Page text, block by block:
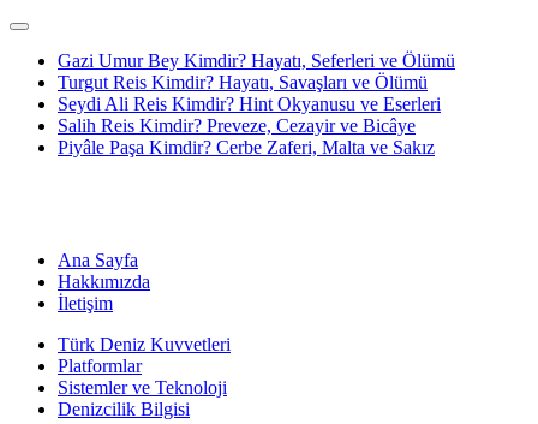
Gazi Umur Bey Kimdir? Hayatı, Seferleri ve Ölümü
Turgut Reis Kimdir? Hayatı, Savaşları ve Ölümü
Seydi Ali Reis Kimdir? Hint Okyanusu ve Eserleri
Salih Reis Kimdir? Preveze, Cezayir ve Bicâye
Piyâle Paşa Kimdir? Cerbe Zaferi, Malta ve Sakız
Ana Sayfa
Hakkımızda
İletişim
Türk Deniz Kuvvetleri
Platformlar
Sistemler ve Teknoloji
Denizcilik Bilgisi